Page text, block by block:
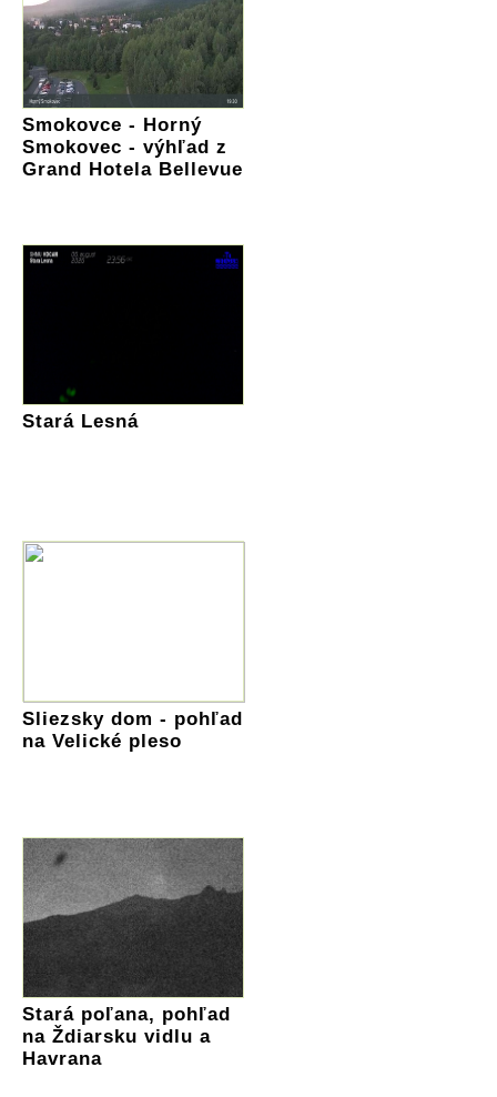
Smokovce - Horný
Smokovec - výhľad z
Grand Hotela Bellevue
Stará Lesná
Sliezsky dom - pohľad
na Velické pleso
Stará poľana, pohľad
na Ždiarsku vidlu a
Havrana